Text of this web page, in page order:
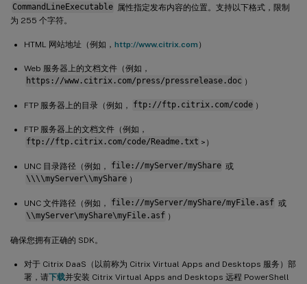
CommandLineExecutable 属性指定发布内容的位置。支持以下格式，限制
为 255 个字符。
HTML 网站地址（例如， http://www.citrix.com ）
Web 服务器上的文档文件（例如，
https://www.citrix.com/press/pressrelease.doc ）
FTP 服务器上的目录（例如， ftp://ftp.citrix.com/code ）
FTP 服务器上的文档文件（例如，
ftp://ftp.citrix.com/code/Readme.txt >）
UNC 目录路径（例如， file://myServer/myShare 或
\\\\myServer\\myShare ）
UNC 文件路径（例如， file://myServer/myShare/myFile.asf 或
\\myServer\myShare\myFile.asf ）
确保您拥有正确的 SDK。
对于 Citrix DaaS（以前称为 Citrix Virtual Apps and Desktops 服务）部
署，请下载并安装 Citrix Virtual Apps and Desktops 远程 PowerShell